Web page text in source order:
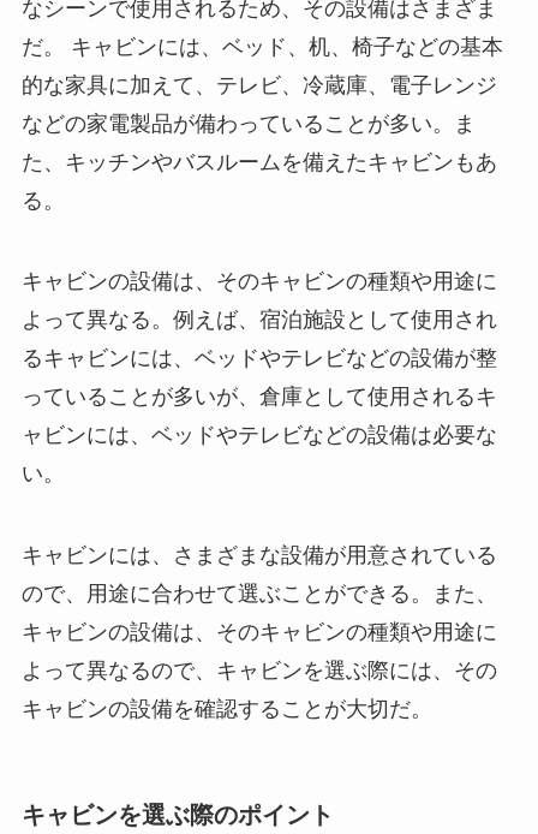
なシーンで使用されるため、その設備はさまざま
だ。
キャビンには、ベッド、机、椅子などの基本
的な家具に加えて、テレビ、冷蔵庫、電子レンジ
などの家電製品が備わっていることが多い。ま
た、キッチンやバスルームを備えたキャビンもあ
る。
キャビンの設備は、そのキャビンの種類や用途に
よって異なる。例えば、宿泊施設として使用され
るキャビンには、ベッドやテレビなどの設備が整
っていることが多いが、倉庫として使用されるキ
ャビンには、ベッドやテレビなどの設備は必要な
い。
キャビンには、さまざまな設備が用意されている
ので、用途に合わせて選ぶことができる。また、
キャビンの設備は、そのキャビンの種類や用途に
よって異なるので、キャビンを選ぶ際には、その
キャビンの設備を確認することが大切だ。
キャビンを選ぶ際のポイント